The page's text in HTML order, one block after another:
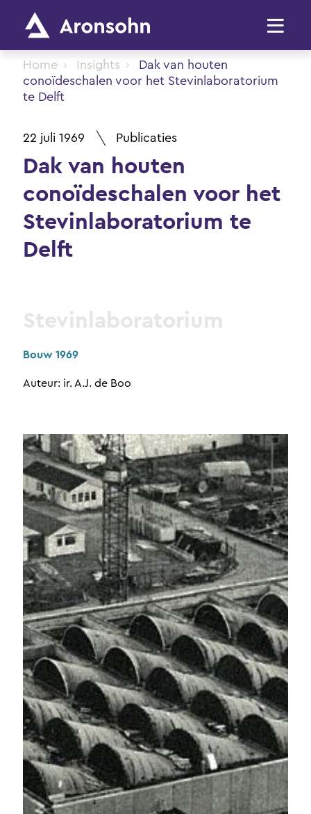
Home Insights
Dak van houten
conoïdeschalen voor het Stevinlaboratorium
te Delft
22 juli 1969 Publicaties
Dak van houten
conoïdeschalen voor het
Stevinlaboratorium te
Delft
Stevinlaboratorium
Bouw 1969
Auteur: ir. A.J. de Boo